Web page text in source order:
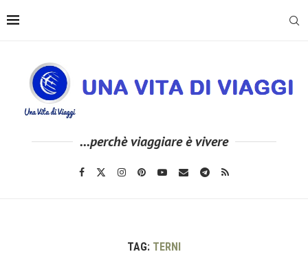
...perchè viaggiare è vivere
TAG: TERNI